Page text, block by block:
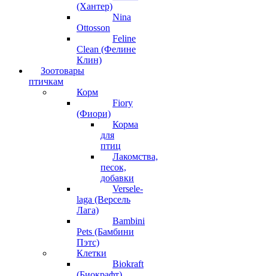
(Хантер)
Nina
Ottosson
Feline
Clean (Фелине
Клин)
Зоотовары
птичкам
Корм
Fiory
(Фиори)
Корма
для
птиц
Лакомства,
песок,
добавки
Versele-
laga (Версель
Лага)
Bambini
Pets (Бамбини
Пэтс)
Клетки
Biokraft